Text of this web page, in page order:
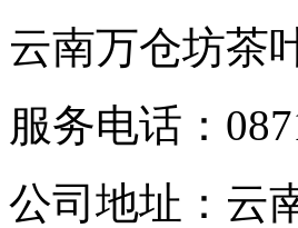
云南万仓坊茶
服务电话：
公司地址：云